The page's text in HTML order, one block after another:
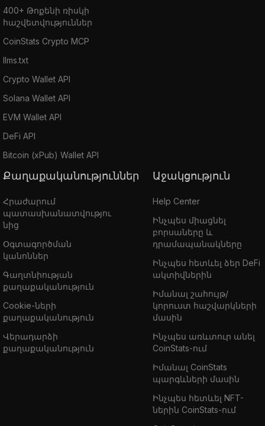
400+ Թոքենի ռիսկի
հաշվետվություններ
CoinStats Crypto MCP
llms.txt
Crypto Wallet API
Solana Wallet API
EVM Wallet API
DeFi API
Bitcoin (xPub) Wallet API
Քաղաքականություններ
Հրաժարում
պատասխանատվությու
նից
Օգտագործման
կանոններ
Գաղտնիության
քաղաքականություն
Cookie-ների
քաղաքականություն
Վերադարձի
քաղաքականություն
Աջակցություն
Help Center
Ինչպես միացնել
բորսաները և
դրամապանակները
Ինչպես հետևել ձեր DeFi
ակտիվներին
Իմանալ շահույթ/
կորուստ հաշվարկների
մասին
Ինչպես առևտուր անել
CoinStats-ում
Իմանալ CoinStats
պարգևների մասին
Ինչպես հետևել NFT-
ներին CoinStats-ում